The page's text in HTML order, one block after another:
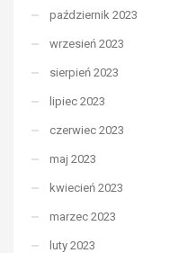
październik 2023
wrzesień 2023
sierpień 2023
lipiec 2023
czerwiec 2023
maj 2023
kwiecień 2023
marzec 2023
luty 2023